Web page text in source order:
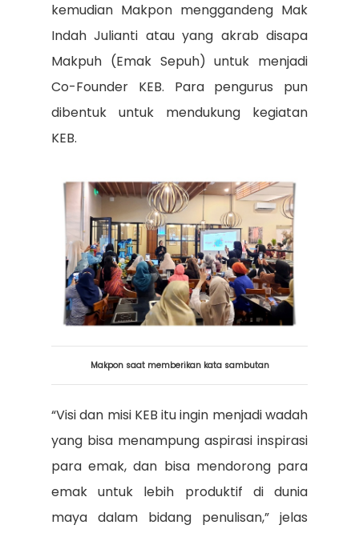
kemudian Makpon menggandeng Mak
Indah Julianti atau yang akrab disapa
Makpuh (Emak Sepuh) untuk menjadi
Co-Founder KEB. Para pengurus pun
dibentuk untuk mendukung kegiatan
KEB.
Makpon saat memberikan kata sambutan
“Visi dan misi KEB itu ingin menjadi wadah
yang bisa menampung aspirasi inspirasi
para emak, dan bisa mendorong para
emak untuk lebih produktif di dunia
maya dalam bidang penulisan,” jelas